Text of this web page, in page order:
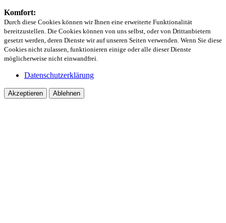
Komfort:
Durch diese Cookies können wir Ihnen eine erweiterte Funktionalität
bereitzustellen. Die Cookies können von uns selbst, oder von Drittanbietern
gesetzt werden, deren Dienste wir auf unseren Seiten verwenden. Wenn Sie diese
Cookies nicht zulassen, funktionieren einige oder alle dieser Dienste
möglicherweise nicht einwandfrei.
Datenschutzerklärung
Akzeptieren Ablehnen